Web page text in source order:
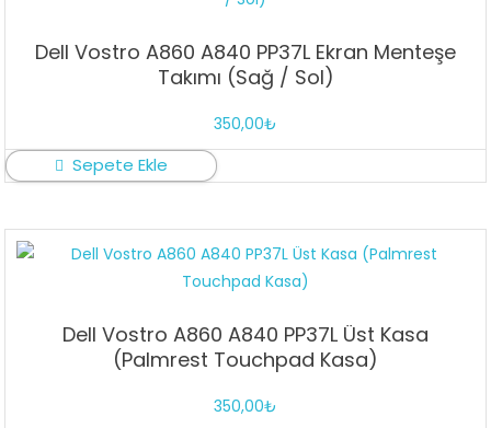
Dell Vostro A860 A840 PP37L Ekran Menteşe
Takımı (Sağ / Sol)
350,00₺
Sepete Ekle
Dell Vostro A860 A840 PP37L Üst Kasa
(Palmrest Touchpad Kasa)
350,00₺